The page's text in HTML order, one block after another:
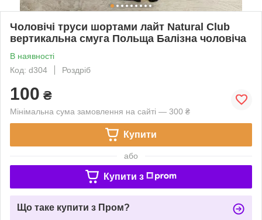
Чоловічі труси шортами лайт Natural Club
вертикальна смуга Польща Балізна чоловіча
В наявності
Код: d304
Роздріб
100 ₴
Мінімальна сума замовлення на сайті — 300 ₴
Купити
або
Купити з
Що таке купити з Пром?